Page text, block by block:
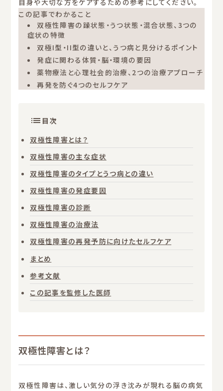
自身や大切な方をケアするための参考にしてください。
この記事でわかること
双極性障害の躁状態・うつ状態・混合状態、3つの
症状の特徴
双極I型・II型の違いと、うつ病と見分けるポイント
発症に関わる体質・脳・環境の要因
薬物療法と心理社会的治療、2つの治療アプローチ
再発を防ぐ4つのセルフケア
目次
双極性障害とは？
双極性障害の主な症状
双極性障害のタイプとうつ病との違い
双極性障害の発症要因
双極性障害の診断
双極性障害の治療法
双極性障害の再発予防に向けたセルフケア
まとめ
参考文献
この記事を監修した医師
双極性障害とは？
双極性障害は、激しい気分の浮き沈みが現れる脳の病気